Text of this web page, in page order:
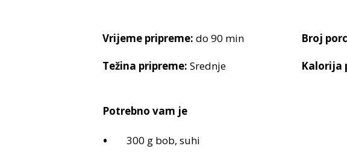
Vrijeme pripreme: do 90 min Broj
Težina pripreme: Srednje Kalorija
Potrebno vam je
300 g bob, suhi